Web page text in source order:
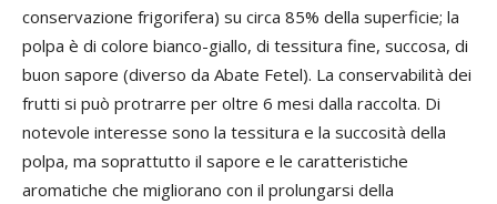
conservazione frigorifera) su circa 85% della superficie; la
polpa è di colore bianco-giallo, di tessitura fine, succosa, di
buon sapore (diverso da Abate Fetel). La conservabilità dei
frutti si può protrarre per oltre 6 mesi dalla raccolta. Di
notevole interesse sono la tessitura e la succosità della
polpa, ma soprattutto il sapore e le caratteristiche
aromatiche che migliorano con il prolungarsi della